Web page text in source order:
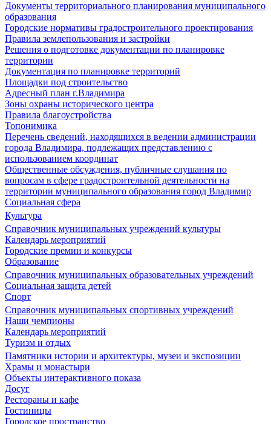
Документы территориального планирования муниципального
образования
Городские нормативы градостроительного проектирования
Правила землепользования и застройки
Решения о подготовке документации по планировке
территории
Документация по планировке территорий
Площадки под строительство
Адресный план г.Владимира
Зоны охраны исторического центра
Правила благоустройства
Топонимика
Перечень сведений, находящихся в ведении администрации
города Владимира, подлежащих представлению с
использованием координат
Общественные обсуждения, публичные слушания по
вопросам в сфере градостроительной деятельности на
территории муниципального образования город Владимир
Социальная сфера
Культура
Справочник муниципальных учреждений культуры
Календарь мероприятий
Городские премии и конкурсы
Образование
Справочник муниципальных образовательных учреждений
Социальная защита детей
Спорт
Справочник муниципальных спортивных учреждений
Наши чемпионы
Календарь мероприятий
Туризм и отдых
Памятники истории и архитектуры, музеи и экспозиции
Храмы и монастыри
Объекты интерактивного показа
Досуг
Рестораны и кафе
Гостиницы
Городское пространство